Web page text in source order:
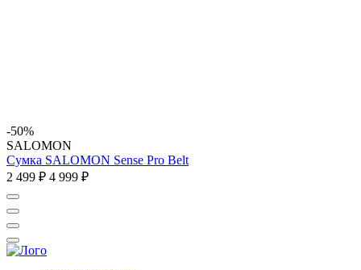
-50%
SALOMON
Сумка SALOMON Sense Pro Belt
2 499 ₽ 4 999 ₽